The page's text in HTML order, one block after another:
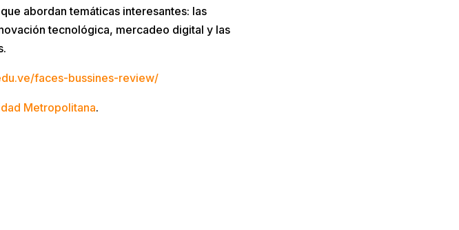
abordan temáticas interesantes: las
tecnológica, mercadeo digital y las
faces-bussines-review/
Metropolitana.